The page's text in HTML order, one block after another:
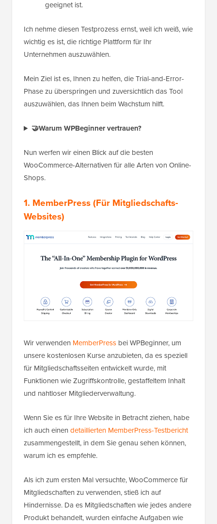
geeignet ist.
Ich nehme diesen Testprozess ernst, weil ich weiß, wie
wichtig es ist, die richtige Plattform für Ihr
Unternehmen auszuwählen.
Mein Ziel ist es, Ihnen zu helfen, die Trial-and-Error-
Phase zu überspringen und zuversichtlich das Tool
auszuwählen, das Ihnen beim Wachstum hilft.
🤝Warum WPBeginner vertrauen?
Nun werfen wir einen Blick auf die besten
WooCommerce-Alternativen für alle Arten von Online-
Shops.
1. MemberPress (Für Mitgliedschafts-
Websites)
Wir verwenden MemberPress bei WPBeginner, um
unsere kostenlosen Kurse anzubieten, da es speziell
für Mitgliedschaftsseiten entwickelt wurde, mit
Funktionen wie Zugriffskontrolle, gestaffeltem Inhalt
und nahtloser Mitgliederverwaltung.
Wenn Sie es für Ihre Website in Betracht ziehen, habe
ich auch einen detaillierten MemberPress-Testbericht
zusammengestellt, in dem Sie genau sehen können,
warum ich es empfehle.
Als ich zum ersten Mal versuchte, WooCommerce für
Mitgliedschaften zu verwenden, stieß ich auf
Hindernisse. Da es Mitgliedschaften wie jedes andere
Produkt behandelt, wurden einfache Aufgaben wie